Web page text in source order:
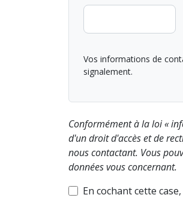
Vos informations de
signalement.
Conformément à la loi «
d'un droit d'accès et de
nous contactant. Vous
données vous concernant.
En cochant cette